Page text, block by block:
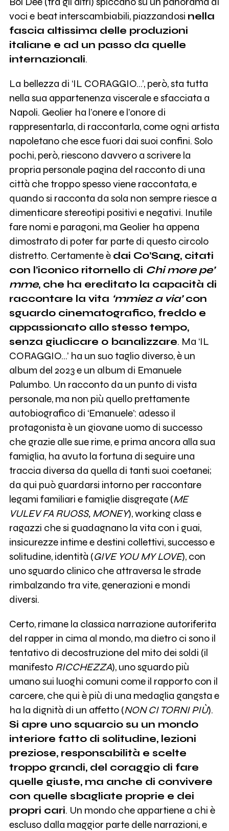
voci e beat interscambiabili, piazzandosi nella
fascia altissima delle produzioni
italiane e ad un passo da quelle
internazionali.
La bellezza di ‘IL CORAGGIO…’, però, sta tutta
nella sua appartenenza viscerale e sfacciata a
Napoli. Geolier ha l’onere e l’onore di
rappresentarla, di raccontarla, come ogni artista
napoletano che esce fuori dai suoi confini. Solo
pochi, però, riescono davvero a scrivere la
propria personale pagina del racconto di una
città che troppo spesso viene raccontata, e
quando si racconta da sola non sempre riesce a
dimenticare stereotipi positivi e negativi. Inutile
fare nomi e paragoni, ma Geolier ha appena
dimostrato di poter far parte di questo circolo
distretto. Certamente è dai Co’Sang, citati
con l’iconico ritornello di Chi more pe’
mme, che ha ereditato la capacità di
raccontare la vita ‘mmiez a via’con
sguardo cinematografico, freddo e
appassionato allo stesso tempo,
senza giudicare o banalizzare. Ma ‘IL
CORAGGIO…’ ha un suo taglio diverso, è un
album del 2023 e un album di Emanuele
Palumbo. Un racconto da un punto di vista
personale, ma non più quello prettamente
autobiografico di ‘Emanuele’: adesso il
protagonista è un giovane uomo di successo
che grazie alle sue rime, e prima ancora alla sua
famiglia, ha avuto la fortuna di seguire una
traccia diversa da quella di tanti suoi coetanei;
da qui può guardarsi intorno per raccontare
legami familiari e famiglie disgregate (ME
VULEV FA RUOSS, MONEY), working class e
ragazzi che si guadagnano la vita con i guai,
insicurezze intime e destini collettivi, successo e
solitudine, identità (GIVE YOU MY LOVE), con
uno sguardo clinico che attraversa le strade
rimbalzando tra vite, generazioni e mondi
diversi.
Certo, rimane la classica narrazione autoriferita
del rapper in cima al mondo, ma dietro ci sono il
tentativo di decostruzione del mito dei soldi (il
manifesto RICCHEZZA), uno sguardo più
umano sui luoghi comuni come il rapporto con il
carcere, che qui è più di una medaglia gangsta e
ha la dignità di un affetto (NON CI TORNI PIÙ).
Si apre uno squarcio su un mondo
interiore fatto di solitudine, lezioni
preziose, responsabilità e scelte
troppo grandi, del coraggio di fare
quelle giuste, ma anche di convivere
con quelle sbagliate proprie e dei
propri cari. Un mondo che appartiene a chi è
escluso dalla maggior parte delle narrazioni, e